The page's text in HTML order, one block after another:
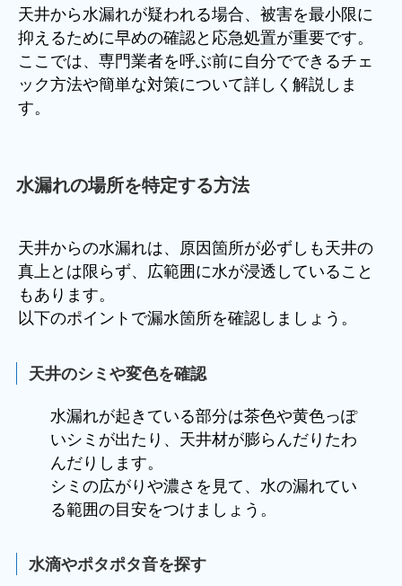
天井から水漏れが疑われる場合、被害を最小限に
抑えるために早めの確認と応急処置が重要です。
ここでは、専門業者を呼ぶ前に自分でできるチェ
ック方法や簡単な対策について詳しく解説しま
す。
水漏れの場所を特定する方法
天井からの水漏れは、原因箇所が必ずしも天井の
真上とは限らず、広範囲に水が浸透していること
もあります。
以下のポイントで漏水箇所を確認しましょう。
天井のシミや変色を確認
水漏れが起きている部分は茶色や黄色っぽ
いシミが出たり、天井材が膨らんだりたわ
んだりします。
シミの広がりや濃さを見て、水の漏れてい
る範囲の目安をつけましょう。
水滴やポタポタ音を探す